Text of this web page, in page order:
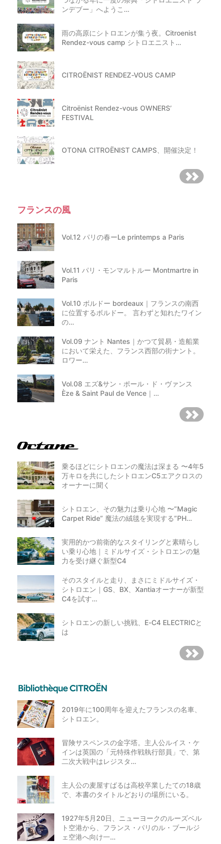
ンデブー」へようこ…
雨の高原にシトロエンが集う夜。Citroenist
Rendez-vous camp シトロエニスト…
CITROËNIST RENDEZ-VOUS CAMP
Citroënist Rendez-vous OWNERS’
FESTIVAL
OTONA CITROËNIST CAMPS、開催決定！
フランスの風
Vol.12 パリの春ーLe printemps a Paris
Vol.11 パリ・モンマルトルー Montmartre in
Paris
Vol.10 ボルドー bordeaux｜フランスの南西
に位置するボルドー。 言わずと知れたワイン
の…
Vol.09 ナント Nantes｜かつて貿易・造船業
において栄えた、フランス西部の街ナント。
ロワー…
Vol.08 エズ&サン・ポール・ド・ヴァンス
Èze & Saint Paul de Vence｜…
乗るほどにシトロエンの魔法は深まる 〜4年5
万キロを共にしたシトロエンC5エアクロスの
オーナーに聞く
シトロエン、その魅力は乗り心地 〜”Magic
Carpet Ride” 魔法の絨毯を実現する”PH…
実用的かつ前衛的なスタイリングと素晴らし
い乗り心地｜ミドルサイズ・シトロエンの魅
力を受け継ぐ新型C4
そのスタイルと走り、まさにミドルサイズ・
シトロエン｜GS、BX、Xantiaオーナーが新型
C4を試す…
シトロエンの新しい挑戦、E-C4 ELECTRICと
は
2019年に100周年を迎えたフランスの名車、
シトロエン。
冒険サスペンスの金字塔。主人公ルイス・ケ
インは英国の「元特殊作戦執行部員」で、第
二次大戦中はレジスタ…
主人公の麦屋すばるは高校卒業したての18歳
で、本書のタイトルどおりの場所にいる。
1927年5月20日、ニューヨークのルーズベル
ト空港から、フランス・パリのル・ブールジ
ェ空港へ向け一…